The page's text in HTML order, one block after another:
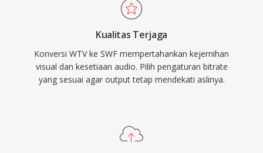
tetap ada dalam arsip media pribadi dan dapat
diproses oleh alat video pihak ketiga.
sebelum seluruh file diunduh. Adobe Flash
Player pada masa puncaknya terpasang di lebih
dari 98% komputer desktop yang terhubung
internet, memberikan SWF jangkauan yang tak
tertandingi untuk konten web interaktif. Format
ini berevolusi untuk mendukung pemutaran
Adobe mengakhiri dukungan Flash Player pada
Kualitas Terjaga
Konversi WTV ke SWF mempertahankan kejernihan
visual dan kesetiaan audio. Pilih pengaturan bitrate
yang sesuai agar output tetap mendekati aslinya.